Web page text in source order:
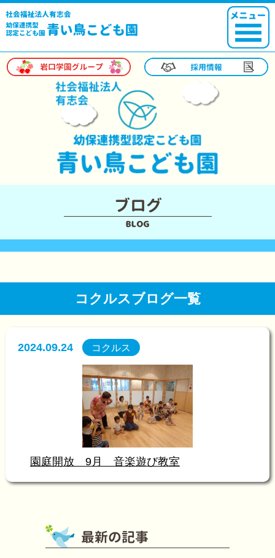
コクルスブログ一覧
2024.09.24 コクルス
園庭開放 9月 音楽遊び教室